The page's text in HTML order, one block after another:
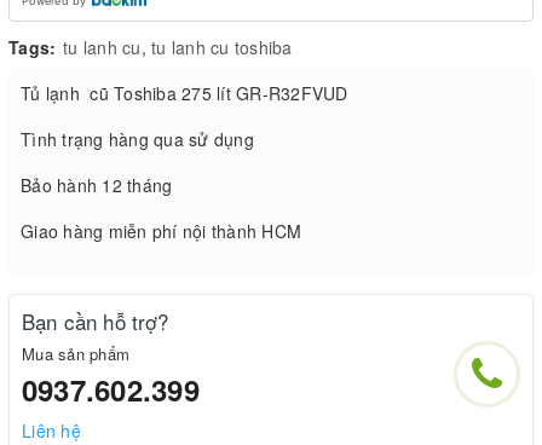
Tags: tu lanh cu, tu lanh cu toshiba
Tủ lạnh cũ Toshiba 275 lít GR-R32FVUD
Tình trạng hàng qua sử dụng
Bảo hành 12 tháng
Giao hàng miễn phí nội thành HCM
Bạn cần hỗ trợ?
Mua sản phẩm
0937.602.399
Liên hệ